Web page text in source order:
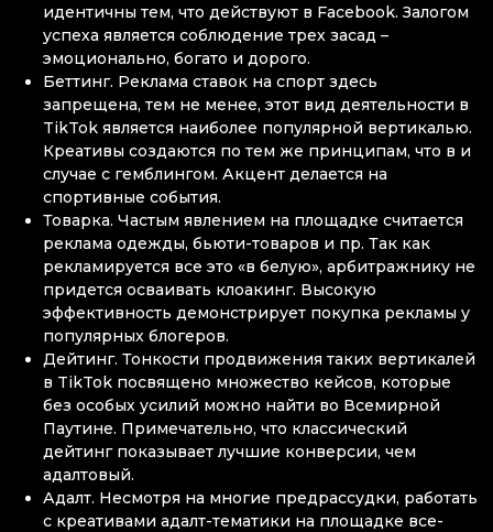
идентичны тем, что действуют в Facebook. Залогом
успеха является соблюдение трех засад –
эмоционально, богато и дорого.
Беттинг. Реклама ставок на спорт здесь
запрещена, тем не менее, этот вид деятельности в
TikTok является наиболее популярной вертикалью.
Креативы создаются по тем же принципам, что в и
случае с гемблингом. Акцент делается на
спортивные события.
Товарка. Частым явлением на площадке считается
реклама одежды, бьюти-товаров и пр. Так как
рекламируется все это «в белую», арбитражнику не
придется осваивать клоакинг. Высокую
эффективность демонстрирует покупка рекламы у
популярных блогеров.
Дейтинг. Тонкости продвижения таких вертикалей
в TikTok посвящено множество кейсов, которые
без особых усилий можно найти во Всемирной
Паутине. Примечательно, что классический
дейтинг показывает лучшие конверсии, чем
адалтовый.
Адалт. Несмотря на многие предрассудки, работать
с креативами адалт-тематики на площадке все-